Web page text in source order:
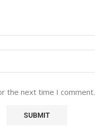
the next time I comment.